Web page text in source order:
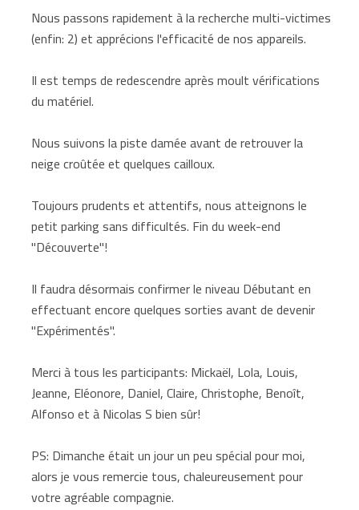
Nous passons rapidement à la recherche multi-victimes
(enfin: 2) et apprécions l'efficacité de nos appareils.
Il est temps de redescendre après moult vérifications
du matériel.
Nous suivons la piste damée avant de retrouver la
neige croûtée et quelques cailloux.
Toujours prudents et attentifs, nous atteignons le
petit parking sans difficultés. Fin du week-end
"Découverte"!
Il faudra désormais confirmer le niveau Débutant en
effectuant encore quelques sorties avant de devenir
"Expérimentés".
Merci à tous les participants: Mickaël, Lola, Louis,
Jeanne, Eléonore, Daniel, Claire, Christophe, Benoît,
Alfonso et à Nicolas S bien sûr!
PS: Dimanche était un jour un peu spécial pour moi,
alors je vous remercie tous, chaleureusement pour
votre agréable compagnie.